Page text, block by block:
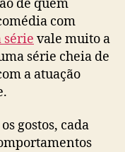
de quem
com
série vale muito a
série cheia de
a atuação
gostos, cada